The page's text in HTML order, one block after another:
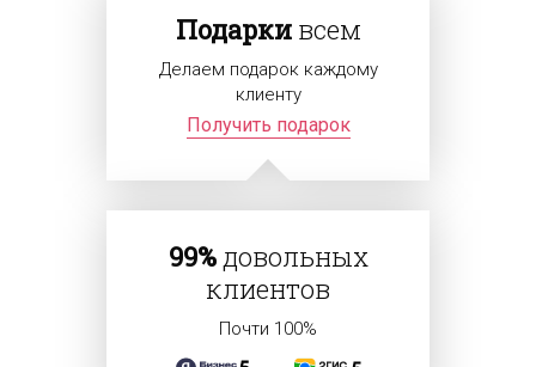
Подаркивсем
Делаем подарок каждому
клиенту
Получить подарок
99%довольных
клиентов
Почти 100%